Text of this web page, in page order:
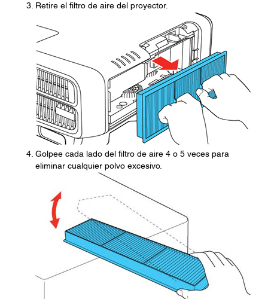
Retire el filtro de aire del proyector.
Golpee cada lado del filtro de aire 4 o 5 veces para
eliminar cualquier polvo excesivo.